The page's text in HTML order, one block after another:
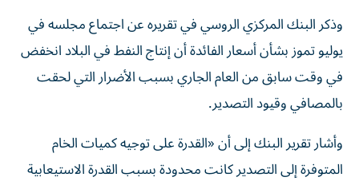
وذكر البنك المركزي الروسي في تقريره عن اجتماع مجلسه في
يوليو تموز بشأن أسعار الفائدة أن إنتاج النفط في البلاد انخفض
في وقت سابق من العام الجاري ⁠بسبب الأضرار التي لحقت
بالمصافي وقيود التصدير.
وأشار تقرير البنك إلى أن «القدرة على توجيه كميات الخام
المتوفرة إلى التصدير كانت محدودة بسبب القدرة الاستيعابية